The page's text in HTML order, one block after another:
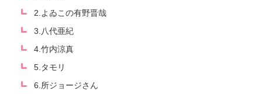
2.よゐこの有野晋哉
3.八代亜紀
4.竹内涼真
5.タモリ
6.所ジョージさん